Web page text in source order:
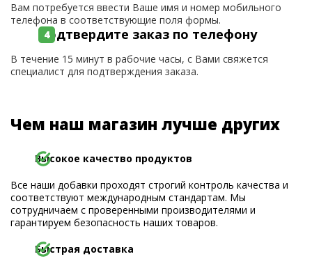
Вам потребуется ввести Ваше имя и номер мобильного
телефона в соответствующие поля формы.
Подтвердите заказ по телефону
В течение 15 минут в рабочие часы, с Вами свяжется
специалист для подтверждения заказа.
Чем наш магазин лучше других
Высокое качество продуктов
Все наши добавки проходят строгий контроль качества и
соответствуют международным стандартам. Мы
сотрудничаем с проверенными производителями и
гарантируем безопасность наших товаров.
Быстрая доставка